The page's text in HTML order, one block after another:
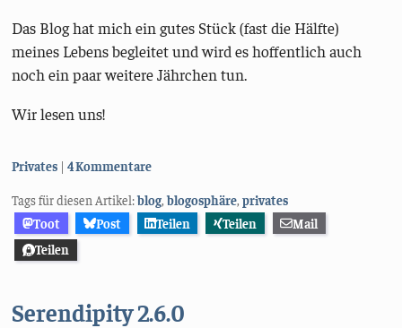
Das Blog hat mich ein gutes Stück (fast die Hälfte)
meines Lebens begleitet und wird es hoffentlich auch
noch ein paar weitere Jährchen tun.
Wir lesen uns!
Kategorien:
Privates 4 Kommentare
Tags für diesen Artikel:blog,blogosphäre,privates
Toot
Post Teilen Teilen
Mail
Teilen
Serendipity 2.6.0